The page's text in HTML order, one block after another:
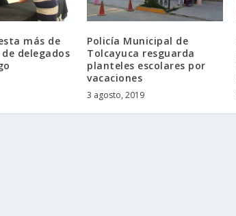
más de
delegados
Policía Municipal de
Tolcayuca resguarda
planteles escolares por
vacaciones
3 agosto, 2019